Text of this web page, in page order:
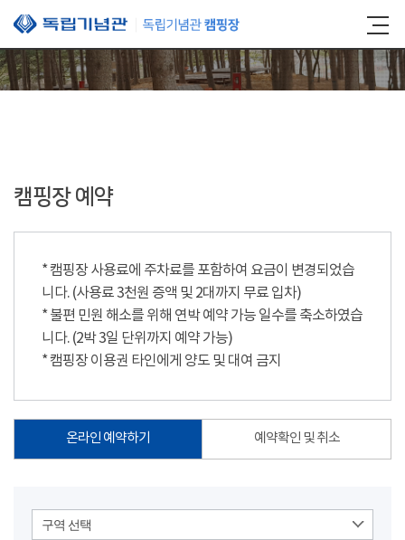
본문 바로가기
캠핑장 예약
* 캠핑장 사용료에 주차료를 포함하여 요금이 변경되었습
니다. (사용료 3천원 증액 및 2대까지 무료 입차)
* 불편 민원 해소를 위해 연박 예약 가능 일수를 축소하였습
니다. (2박 3일 단위까지 예약 가능)
* 캠핑장 이용권 타인에게 양도 및 대여 금지
온라인 예약하기 예약확인 및 취소
구역 선택